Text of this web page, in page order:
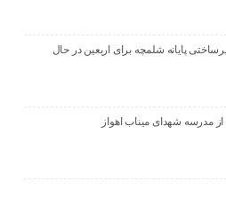
پایانه شلمچه برای اربعین در حال
از مدرسه شهدای میناب اهواز